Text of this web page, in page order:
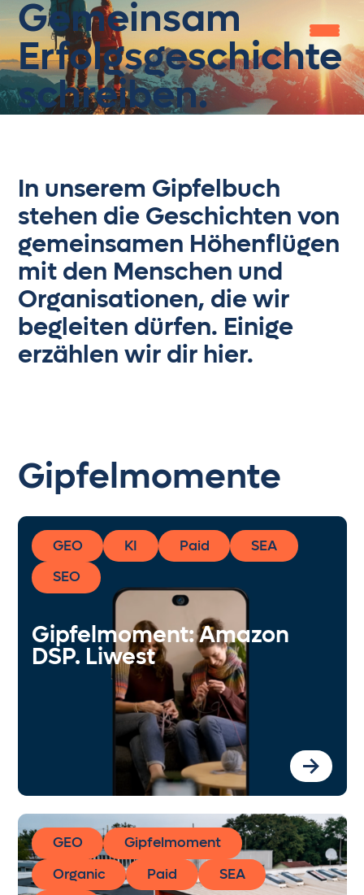
Home
Gipfelbuch
Knowledge Zone
Jobs
About us
get in touch
Gemeinsam
Erfolgsgeschichte
schreiben.
In unserem Gipfelbuch
stehen die Geschichten von
gemeinsamen Höhenflügen
mit den Menschen und
Organisationen, die wir
begleiten dürfen. Einige
erzählen wir dir hier.
Gipfelmomente
GEO KI Paid
SEA
SEO
Gipfelmoment: Amazon
DSP. Liwest
GEO
Gipfelmoment
Organic
Paid
SEA